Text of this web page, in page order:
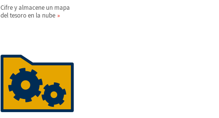
Cifre y almacene un mapa
del tesoro en la nube